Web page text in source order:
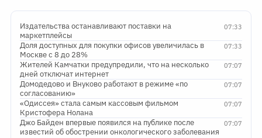
07:33
Издательства останавливают поставки на
маркетплейсы
07:33
Доля доступных для покупки офисов увеличилась в
Москве с 8 до 28%
07:07
Жителей Камчатки предупредили, что на несколько
дней отключат интернет
07:07
Домодедово и Внуково работают в режиме «по
согласованию»
07:07
«Одиссея» стала самым кассовым фильмом
Кристофера Нолана
07:07
Джо Байден впервые появился на публике после
известий об обострении онкологического заболевания